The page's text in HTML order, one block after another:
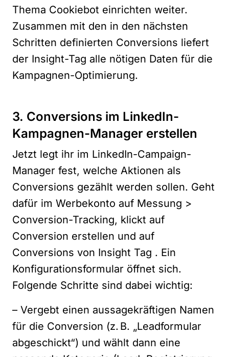
Thema Cookiebot einrichten weiter.
Zusammen mit den in den nächsten
Schritten definierten Conversions liefert
der Insight-Tag alle nötigen Daten für die
Kampagnen-Optimierung.
3. Conversions im LinkedIn-
Kampagnen-Manager erstellen
Jetzt legt ihr im LinkedIn-Campaign-
Manager fest, welche Aktionen als
Conversions gezählt werden sollen. Geht
dafür im Werbekonto auf Messung >
Conversion-Tracking, klickt auf
Conversion erstellen und auf
Conversions von Insight Tag . Ein
Konfigurationsformular öffnet sich.
Folgende Schritte sind dabei wichtig:
– Vergebt einen aussagekräftigen Namen
für die Conversion (z. B. „Leadformular
abgeschickt“) und wählt dann eine